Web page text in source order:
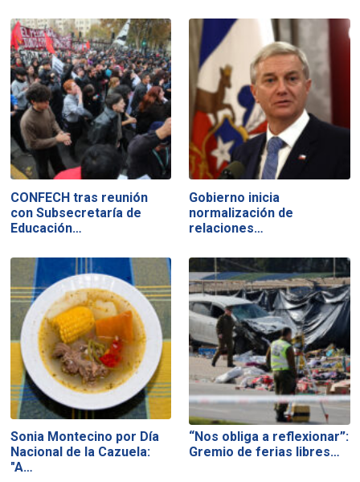
CONFECH tras reunión
con Subsecretaría de
Educación…
Gobierno inicia
normalización de
relaciones…
Sonia Montecino por Día
Nacional de la Cazuela:
"A…
“Nos obliga a reflexionar”:
Gremio de ferias libres…